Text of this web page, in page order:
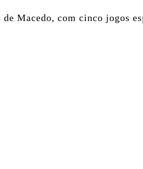
Macedo, com cinco jogos